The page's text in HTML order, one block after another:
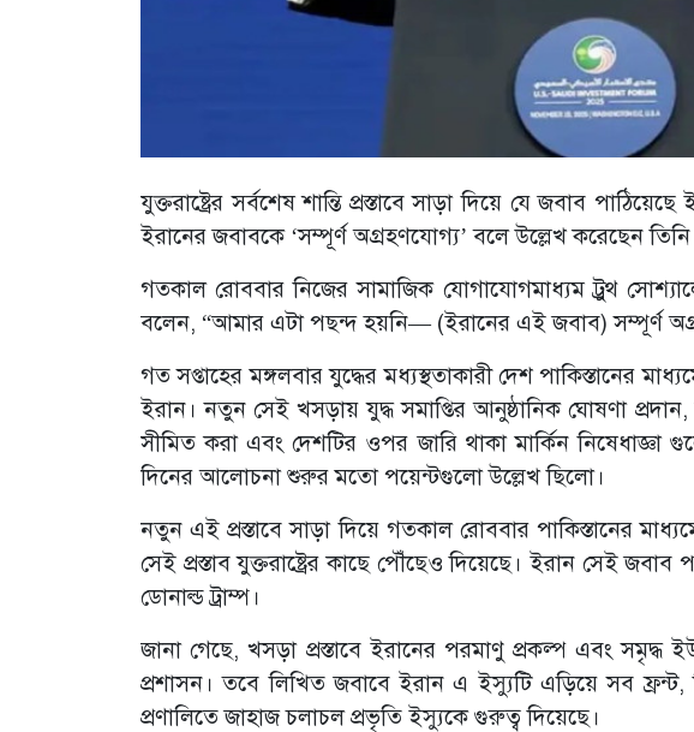
যুক্তরাষ্ট্রের সর্বশেষ শান্তি প্রস্তাবে সাড়া দিয়ে যে জবাব
ইরানের জবাবকে ‘সম্পূর্ণ অগ্রহণযোগ্য’ বলে উল্লেখ করেছেন
গতকাল রোববার নিজের সামাজিক যোগাযোগমাধ্যম ট্রুথ
বলেন, “আমার এটা পছন্দ হয়নি— (ইরানের এই জবাব) সম্পূর্ণ
গত সপ্তাহের মঙ্গলবার যুদ্ধের মধ্যস্থতাকারী দেশ পাকিস্তানের
ইরান। নতুন সেই খসড়ায় যুদ্ধ সমাপ্তির আনুষ্ঠানিক ঘোষণা
সীমিত করা এবং দেশটির ওপর জারি থাকা মার্কিন নিষেধাজ্ঞা
দিনের আলোচনা শুরুর মতো পয়েন্টগুলো উল্লেখ ছিলো।
নতুন এই প্রস্তাবে সাড়া দিয়ে গতকাল রোববার পাকিস্তানের
সেই প্রস্তাব যুক্তরাষ্ট্রের কাছে পৌঁছেও দিয়েছে। ইরান সেই
ডোনাল্ড ট্রাম্প।
জানা গেছে, খসড়া প্রস্তাবে ইরানের পরমাণু প্রকল্প এবং সমৃদ্ধ
প্রশাসন। তবে লিখিত জবাবে ইরান এ ইস্যুটি এড়িয়ে সব
প্রণালিতে জাহাজ চলাচল প্রভৃতি ইস্যুকে গুরুত্ব দিয়েছে।